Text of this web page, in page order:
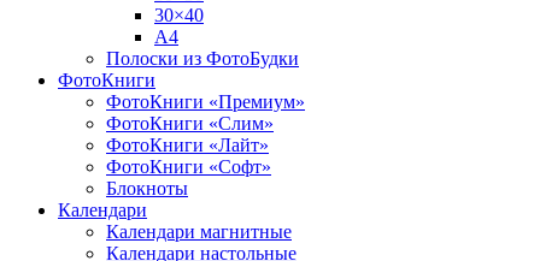
30×40
A4
Полоски из ФотоБудки
ФотоКниги
ФотоКниги «Премиум»
ФотоКниги «Слим»
ФотоКниги «Лайт»
ФотоКниги «Софт»
Блокноты
Календари
Календари магнитные
Календари настольные